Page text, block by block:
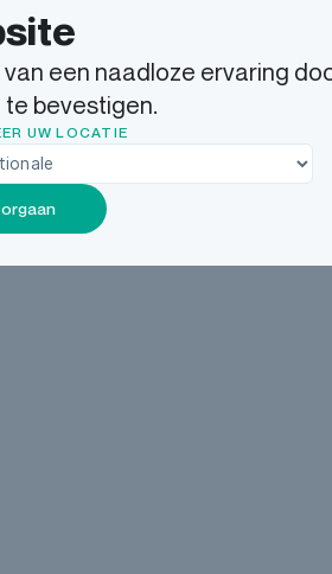
een naadloze ervaring
bevestigen.
UW LOCATIE